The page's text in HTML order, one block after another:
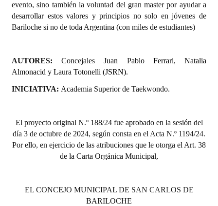
Ciudadano Ilustre - Registro
Banca del Vecino - Registro
Antiguos Pobladores - Registro
Reconocimientos - Registro
Entrega de distinciones
REFORMA DE LA CARTA ORGÁNICA
evento, sino también la voluntad del gran master por ayudar a
desarrollar estos valores y principios no solo en jóvenes de
Bariloche si no de toda Argentina (con miles de estudiantes)
AUTORES: ConcejalesJuan Pablo Ferrari, Natalia
Almonacid y Laura Totonelli (JSRN).
INICIATIVA: Academia Superior de Taekwondo.
El proyecto original N.º 188/24 fue aprobado en la sesión del
día 3 de octubre de 2024, según consta en el Acta N.º 1194/24.
Por ello, en ejercicio de las atribuciones que le otorga el Art. 38
de la Carta Orgánica Municipal,
EL CONCEJO MUNICIPAL DE SAN CARLOS DE
BARILOCHE